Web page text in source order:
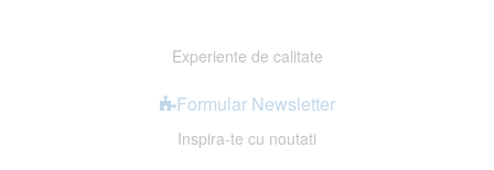
Experiente de calitate
Formular Newsletter
Inspira-te cu noutati